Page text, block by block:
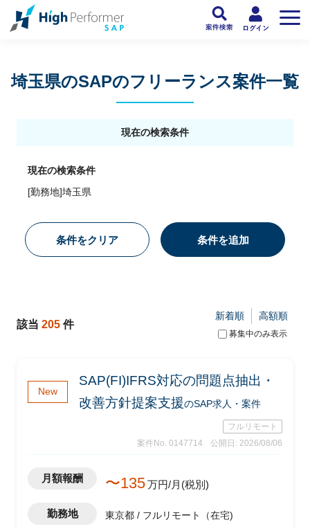
埼玉県のSAPのフリーランス案件一覧
現在の検索条件
現在の検索条件
[勤務地]埼玉県
条件をクリア 条件を追加
該当 205 件
募集中のみ表示
新着順 高額順
New
SAP(FI)IFRS対応の問題点抽出・
改善方針提案支援のSAP求人・案件
フルリモート
案件No. 0147714
公開日: 2026/08/06
月額報酬 〜135万円/月(税別)
勤務地 東京都 / フルリモート（在宅)